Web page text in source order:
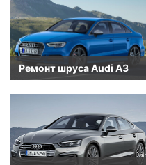
Ремонт шруса Audi A3